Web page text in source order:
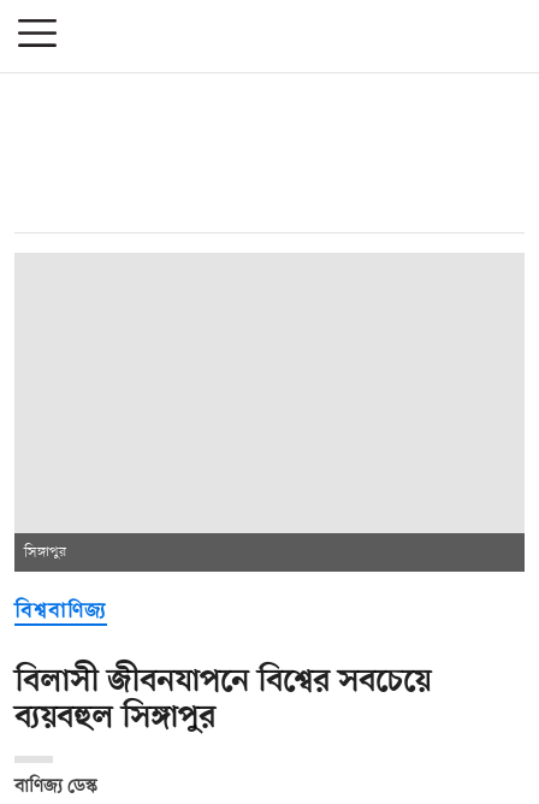
সিঙ্গাপুর
বিশ্ববাণিজ্য
বিলাসী জীবনযাপনে বিশ্বের সবচেয়ে
ব্যয়বহুল সিঙ্গাপুর
বাণিজ্য ডেস্ক